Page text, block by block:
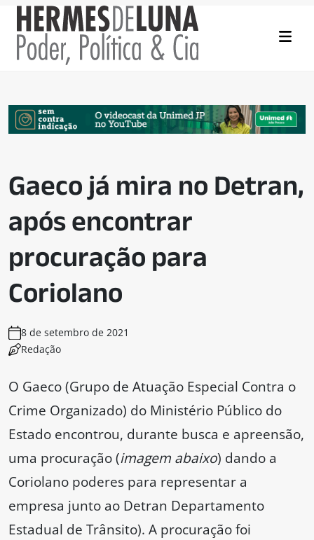
Gaeco já mira no Detran,
após encontrar
procuração para
Coriolano
8 de setembro de 2021
Redação
O Gaeco (Grupo de Atuação Especial Contra o
Crime Organizado) do Ministério Público do
Estado encontrou, durante busca e apreensão,
uma procuração (imagem abaixo) dando a
Coriolano poderes para representar a
empresa junto ao Detran Departamento
Estadual de Trânsito). A procuração foi